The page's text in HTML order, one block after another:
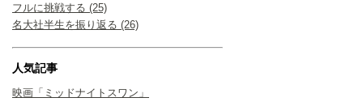
フルに挑戦する (25)
名大社半生を振り返る (26)
人気記事
映画「ミッドナイトスワン」